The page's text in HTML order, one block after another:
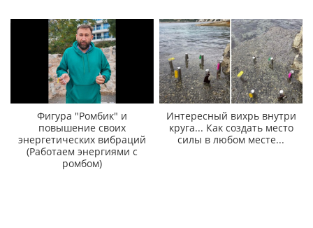
Фигура "Ромбик" и
повышение своих
энергетических вибраций
(Работаем энергиями с
ромбом)
Интересный вихрь внутри
круга... Как создать место
силы в любом месте...